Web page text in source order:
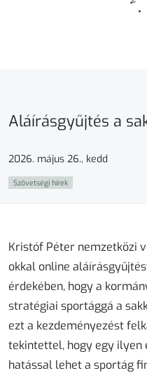
Aláírásgyűjtés a
2026. május 26., kedd
Szövetségi hírek
Kristóf Péter nemzetközi
okkal online
érdekében, hogy a
stratégiai sportággá a
ezt a kezdeményezést
tekintettel, hogy egy ilyen
hatással lehet a sportág